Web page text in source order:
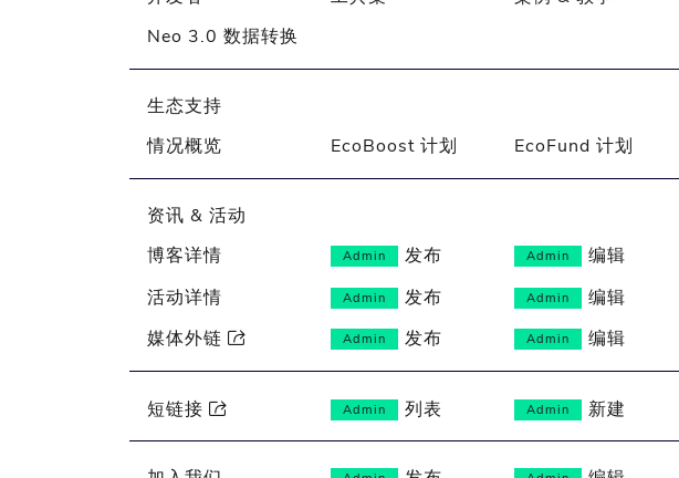
Neo 3.0 数据转换
生态支持
情况概览
EcoBoost 计划 EcoFund 计划
资讯 & 活动
博客详情
Admin 发布 Admin 编辑
活动详情
Admin 发布 Admin 编辑
媒体外链  Admin 发布 Admin 编辑
短链接  Admin 列表 Admin 新建